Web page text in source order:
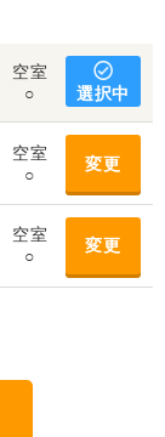
空室
○
選択中
空室
○
変更
空室
○
変更